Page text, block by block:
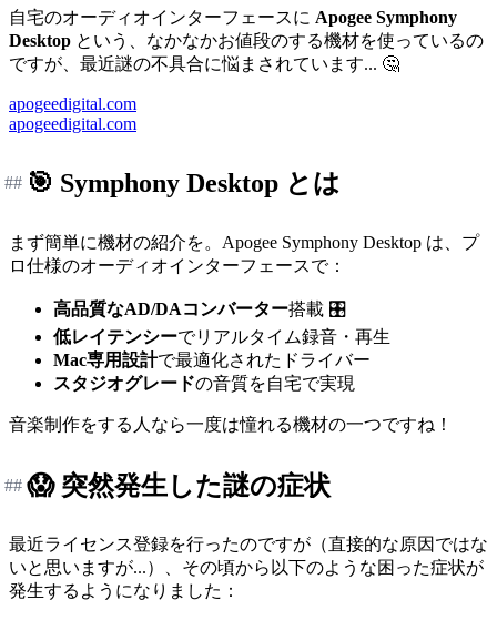
自宅のオーディオインターフェースに Apogee Symphony
Desktop という、なかなかお値段のする機材を使っているの
ですが、最近謎の不具合に悩まされています... 🤔
apogeedigital.com
apogeedigital.com
🎯 Symphony Desktop とは
##
まず簡単に機材の紹介を。Apogee Symphony Desktop は、プ
ロ仕様のオーディオインターフェースで：
高品質なAD/DAコンバーター搭載 🎛️
低レイテンシーでリアルタイム録音・再生
Mac専用設計で最適化されたドライバー
スタジオグレードの音質を自宅で実現
音楽制作をする人なら一度は憧れる機材の一つですね！
😱 突然発生した謎の症状
##
最近ライセンス登録を行ったのですが（直接的な原因ではな
いと思いますが...）、その頃から以下のような困った症状が
発生するようになりました：